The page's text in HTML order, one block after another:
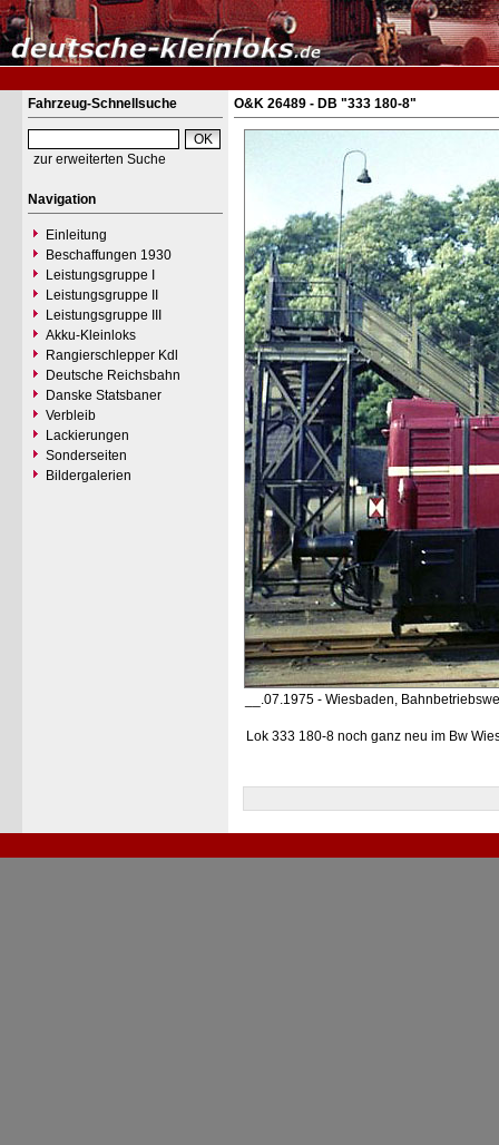
Fahrzeug-Schnellsuche
zur erweiterten Suche
Navigation
Einleitung
Beschaffungen 1930
Leistungsgruppe I
Leistungsgruppe II
Leistungsgruppe III
Akku-Kleinloks
Rangierschlepper Kdl
Deutsche Reichsbahn
Danske Statsbaner
Verbleib
Lackierungen
Sonderseiten
Bildergalerien
O&K 26489 - DB "333 180-8"
__.07.1975 - Wiesbaden,
Lok 333 180-8 noch ganz neu im Bw